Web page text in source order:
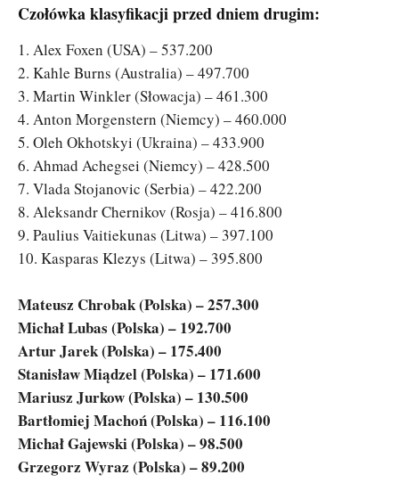
Czołówka klasyfikacji przed dniem drugim:
1. Alex Foxen (USA) – 537.200
2. Kahle Burns (Australia) – 497.700
3. Martin Winkler (Słowacja) – 461.300
4. Anton Morgenstern (Niemcy) – 460.000
5. Oleh Okhotskyi (Ukraina) – 433.900
6. Ahmad Achegsei (Niemcy) – 428.500
7. Vlada Stojanovic (Serbia) – 422.200
8. Aleksandr Chernikov (Rosja) – 416.800
9. Paulius Vaitiekunas (Litwa) – 397.100
10. Kasparas Klezys (Litwa) – 395.800
Mateusz Chrobak (Polska) – 257.300
Michał Lubas (Polska) – 192.700
Artur Jarek (Polska) – 175.400
Stanisław Miądzel (Polska) – 171.600
Mariusz Jurkow (Polska) – 130.500
Bartłomiej Machoń (Polska) – 116.100
Michał Gajewski (Polska) – 98.500
Grzegorz Wyraz (Polska) – 89.200